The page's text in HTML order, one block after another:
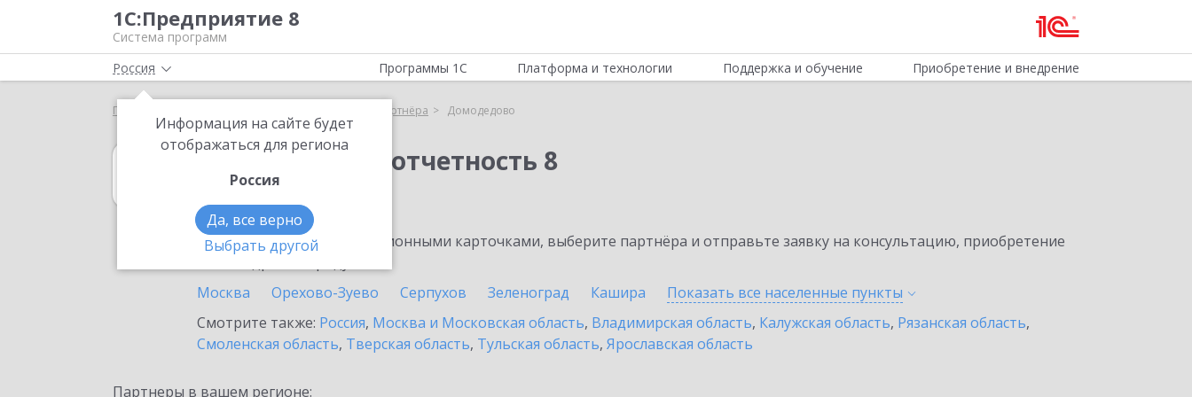
1С:Предприятие 8
Система программ
Россия
Информация на сайте будет
отображаться для региона
Россия
Да, все верно
Выбрать другой
Программы 1С Платформа и технологии Поддержка и обучение Приобретение и внедрение
Главная Выбор партнёра Домодедово
1С:Бюджетная отчетность 8
в Домодедово
Ознакомьтесь с информационными карточками, выберите партнёра и отправьте заявку на консультацию, приобретение
Москва
Орехово-Зуево Серпухов Зеленоград Кашира Показать все населенные пункты
Смотрите также: Россия, Москва и Московская область, Владимирская область, Калужская область, Рязанская область,
Смоленская область, Тверская область, Тульская область, Ярославская область
Партнеры в вашем регионе: